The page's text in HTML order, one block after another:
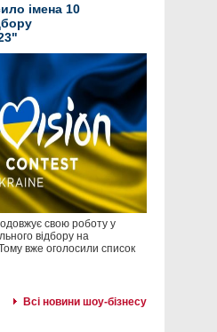
імена 10
свою роботу у
відбору на
вже оголосили список
Всі новини шоу-бізнесу